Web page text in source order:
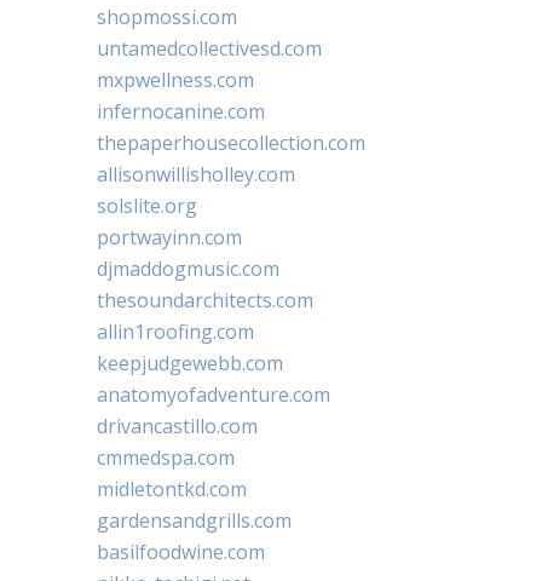
shopmossi.com
untamedcollectivesd.com
mxpwellness.com
infernocanine.com
thepaperhousecollection.com
allisonwillisholley.com
solslite.org
portwayinn.com
djmaddogmusic.com
thesoundarchitects.com
allin1roofing.com
keepjudgewebb.com
anatomyofadventure.com
drivancastillo.com
cmmedspa.com
midletontkd.com
gardensandgrills.com
basilfoodwine.com